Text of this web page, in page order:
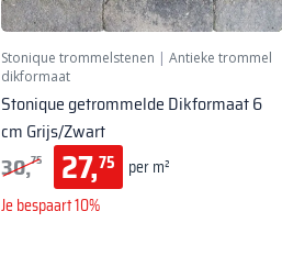
Stonique trommelstenen | Antieke trommel
dikformaat
Stonique getrommelde Dikformaat 6
cm Grijs/Zwart
30,75 27,75
per m²
Je bespaart 10%